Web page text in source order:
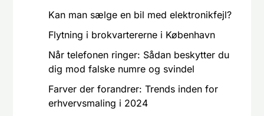
Kan man sælge en bil med elektronikfejl?
Flytning i brokvartererne i København
Når telefonen ringer: Sådan beskytter du
dig mod falske numre og svindel
Farver der forandrer: Trends inden for
erhvervsmaling i 2024